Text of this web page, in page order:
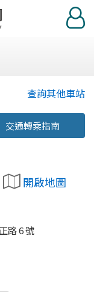
登
入
查詢其他車站
交通轉乘指南
開啟地圖
路 6 號